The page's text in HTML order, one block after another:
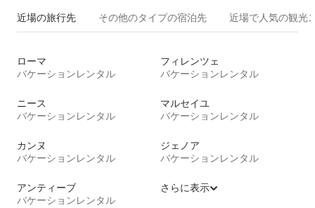
近場の旅行先 その他のタ⁠イ⁠プ⁠の宿⁠泊⁠先 近場で人気の観光
ローマ
バケーションレンタル
フィレンツェ
バケーションレンタル
ニース
バケーションレンタル
マルセイユ
バケーションレンタル
カンヌ
バケーションレンタル
ジェノア
バケーションレンタル
アンティーブ
バケーションレンタル
さらに表示